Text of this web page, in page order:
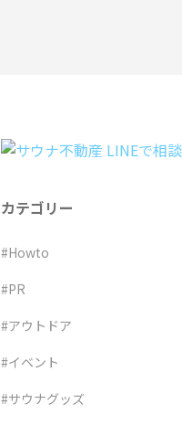
カテゴリー
#Howto
#PR
#アウトドア
#イベント
#サウナグッズ